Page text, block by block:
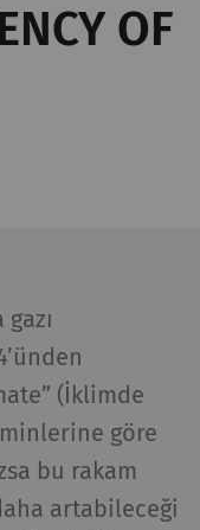
OF
(İklimde
göre
bu rakam
artabileceği
(örn. videolar,
ve
Süre Tip